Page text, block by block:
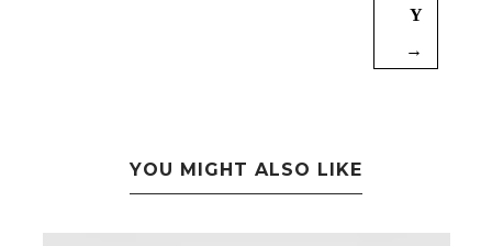
Y
→
YOU MIGHT ALSO LIKE